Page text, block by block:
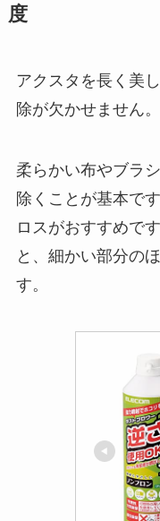
度
アクスタを長く美
除が欠かせません。
柔らかい布やブラ
除くことが基本で
ロスがおすすめで
と、細かい部分の
す。